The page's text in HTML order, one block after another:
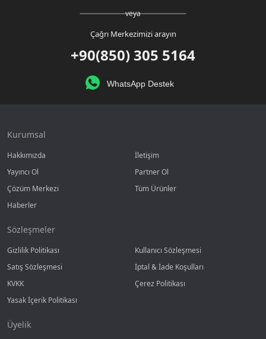
veya
Çağrı Merkezimizi arayın
+90(850) 305 5164
WhatsApp Destek
Kurumsal
Hakkımızda
İletişim
Yayıncı Ol
Partner Ol
Çözüm Merkezi
Tüm Ürünler
Haberler
Sözleşmeler
Gizlilik Politikası
Kullanıcı Sözleşmesi
Satış Sözleşmesi
İptal & İade Koşulları
KVKK
Çerez Politikası
Yasak İçerik Politikası
Üyelik